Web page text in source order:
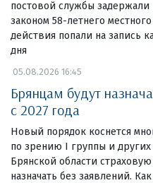
постовой службы
законом 58-летнего
действия попали на запись
дня
05.08.2026 16:45
Брянцам будут
с 2027 года
Новый порядок коснется
по зрению I группы и
Брянской области
назначать без заявлений.